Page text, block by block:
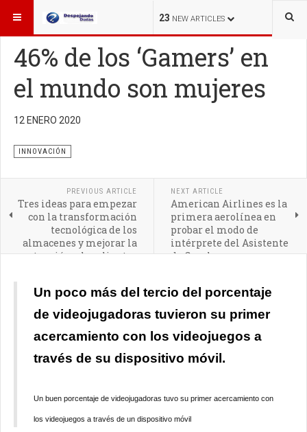
23 NEW ARTICLES
ESTÁ AQUÍ: INNOVACIÓN
46% de los ‘Gamers’ en
el mundo son mujeres
12 ENERO 2020
La participación de las mujeres en la industria gamer ha
INNOVACIÓN
PREVIOUS ARTICLE
Tres ideas para empezar
con la transformación
tecnológica de los
almacenes y mejorar la
atención a los clientes
NEXT ARTICLE
American Airlines es la
primera aerolínea en
probar el modo de
intérprete del Asistente
de Google
Un poco más del tercio del porcentaje
de videojugadoras tuvieron su primer
acercamiento con los videojuegos a
través de su dispositivo móvil.
Un buen porcentaje de videojugadoras tuvo su primer acercamiento con
los videojuegos a través de un dispositivo móvil